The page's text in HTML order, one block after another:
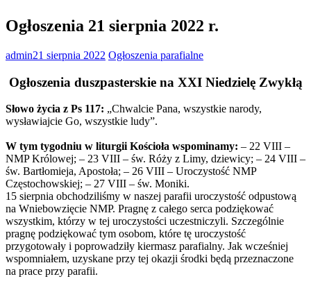
Ogłoszenia 21 sierpnia 2022 r.
admin21 sierpnia 2022 Ogłoszenia parafialne
Ogłoszenia duszpasterskie na XXI Niedzielę Zwykłą
Słowo życia z Ps 117: „Chwalcie Pana, wszystkie narody,
wysławiajcie Go, wszystkie ludy”.
W tym tygodniu w liturgii Kościoła wspominamy: – 22 VIII –
NMP Królowej; – 23 VIII – św. Róży z Limy, dziewicy; – 24 VIII –
św. Bartłomieja, Apostoła; – 26 VIII – Uroczystość NMP
Częstochowskiej; – 27 VIII – św. Moniki.
15 sierpnia obchodziliśmy w naszej parafii uroczystość odpustową
na Wniebowzięcie NMP. Pragnę z całego serca podziękować
wszystkim, którzy w tej uroczystości uczestniczyli. Szczególnie
pragnę podziękować tym osobom, które tę uroczystość
przygotowały i poprowadziły kiermasz parafialny. Jak wcześniej
wspomniałem, uzyskane przy tej okazji środki będą przeznaczone
na prace przy parafii.